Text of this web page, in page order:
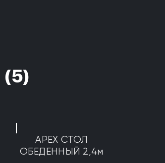
(5)
APEX СТОЛ
ОБЕДЕННЫЙ 2,4м